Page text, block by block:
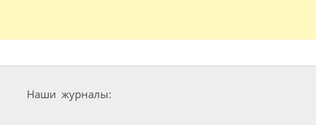
Наши журналы: